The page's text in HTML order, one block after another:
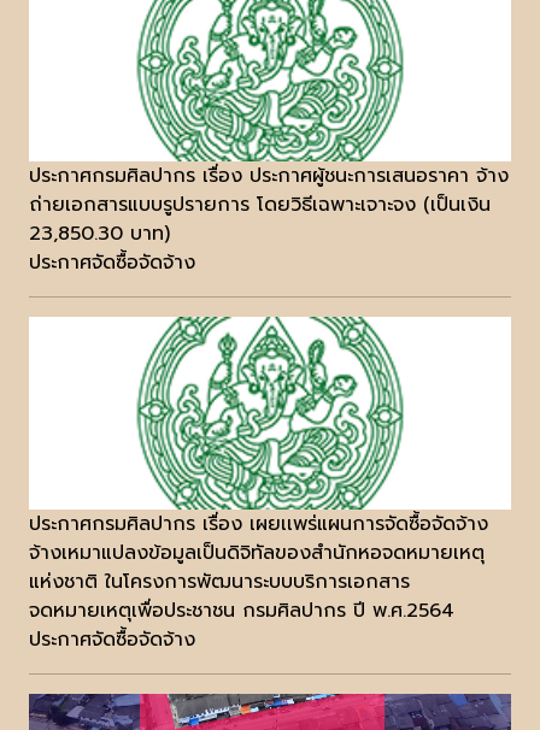
ประกาศกรมศิลปากร เรื่อง ประกาศผู้ชนะการเสนอราคา จ้าง
ถ่ายเอกสารแบบรูปรายการ โดยวิธีเฉพาะเจาะจง (เป็นเงิน
23,850.30 บาท)
ประกาศจัดซื้อจัดจ้าง
ประกาศกรมศิลปากร เรื่อง เผยเเพร่แผนการจัดซื้อจัดจ้าง
จ้างเหมาแปลงข้อมูลเป็นดิจิทัลของสำนักหอจดหมายเหตุ
แห่งชาติ ในโครงการพัฒนาระบบบริการเอกสาร
จดหมายเหตุเพื่อประชาชน กรมศิลปากร ปี พ.ศ.2564
ประกาศจัดซื้อจัดจ้าง